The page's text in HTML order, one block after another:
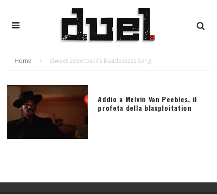
Home (Sweet Sweetback’s Baadasssss Song
Addio a Melvin Van Peebles, il
profeta della blaxploitation